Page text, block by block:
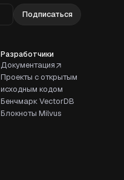
Подписаться
Разработчики
Документация
Проекты с открытым
исходным кодом
Бенчмарк VectorDB
Блокноты Milvus